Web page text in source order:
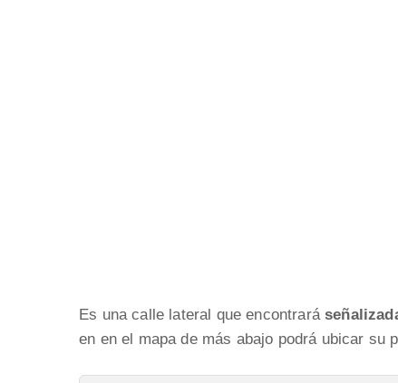
Es una calle lateral que encontrará
en en el mapa de más abajo podrá ubicar su